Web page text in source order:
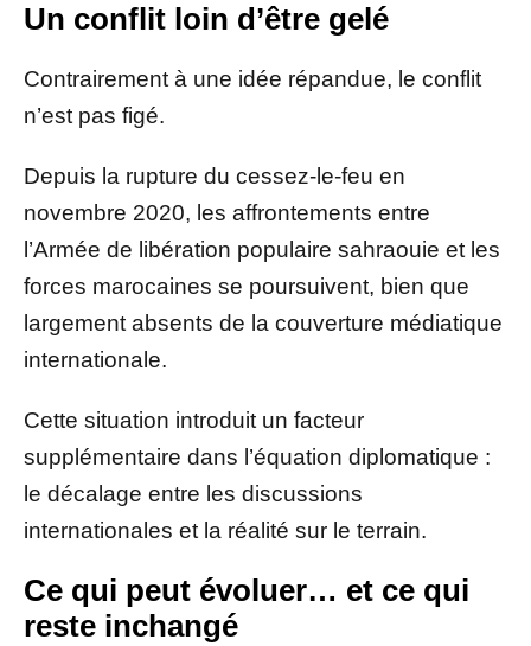
Un conflit loin d’être gelé
Contrairement à une idée répandue, le conflit
n’est pas figé.
Depuis la rupture du cessez-le-feu en
novembre 2020, les affrontements entre
l’Armée de libération populaire sahraouie et les
forces marocaines se poursuivent, bien que
largement absents de la couverture médiatique
internationale.
Cette situation introduit un facteur
supplémentaire dans l’équation diplomatique :
le décalage entre les discussions
internationales et la réalité sur le terrain.
Ce qui peut évoluer… et ce qui
reste inchangé